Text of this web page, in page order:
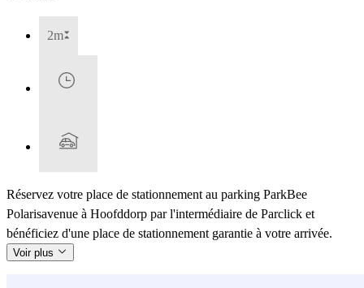
2m
Réservez votre place de stationnement au parking ParkBee
Polarisavenue à Hoofddorp par l'intermédiaire de Parclick et
bénéficiez d'une place de stationnement garantie à votre arrivée.
Voir plus